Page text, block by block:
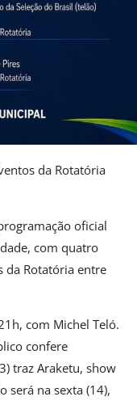
da Rotatória
oficial
com quatro
da Rotatória entre
com Michel Teló.
confere
traz Araketu, show
será na sexta (14),